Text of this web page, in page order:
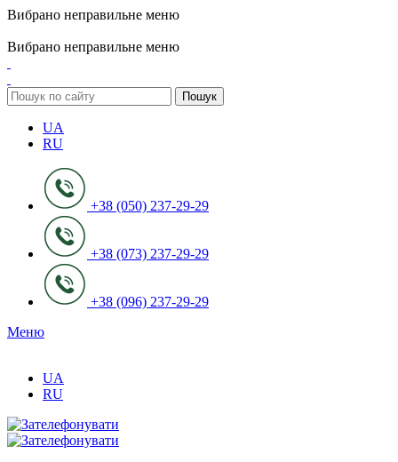
Вибрано неправильне меню
Вибрано неправильне меню
Пошук
UA
RU
+38 (050) 237-29-29
+38 (073) 237-29-29
+38 (096) 237-29-29
Меню
UA
RU